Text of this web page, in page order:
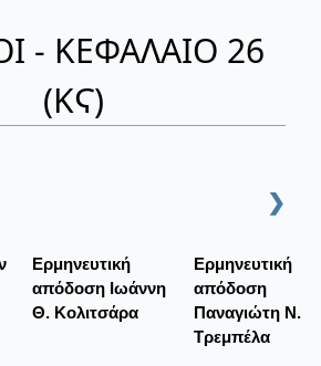
- ΚΕΦΑΛΑΙΟ 26
(ΚϚ)
❯
Ερμηνευτική
απόδοση Ιωάννη
Θ. Κολιτσάρα
Ερμηνευτική
απόδοση
Παναγιώτη Ν.
Τρεμπέλα